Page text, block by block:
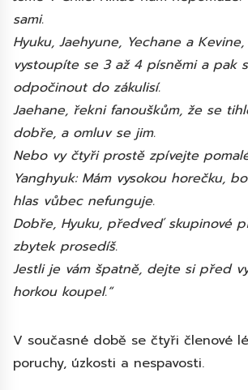
sami.
Hyuku, Jaehyune, Yechane a
vystoupíte se 3 až 4 písněmi a pak
odpočinout do zákulisí.
Jaehane, řekni fanouškům, že se
dobře, a omluv se jim.
Nebo vy čtyři prostě zpívejte
Yanghyuk: Mám vysokou horečku,
hlas vůbec nefunguje.
Dobře, Hyuku, předveď skupinové
zbytek prosedíš.
Jestli je vám špatně, dejte si před
horkou koupel.“
V současné době se čtyři členové
poruchy, úzkosti a nespavosti.